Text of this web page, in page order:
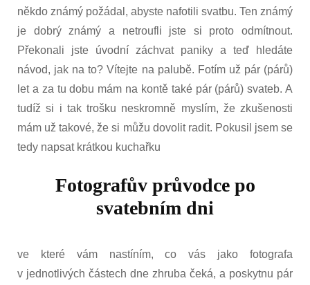
někdo známý požádal, abyste nafotili svatbu. Ten známý
je dobrý známý a netroufli jste si proto odmítnout.
Překonali jste úvodní záchvat paniky a teď hledáte
návod, jak na to? Vítejte na palubě. Fotím už pár (párů)
let a za tu dobu mám na kontě také pár (párů) svateb. A
tudíž si i tak trošku neskromně myslím, že zkušenosti
mám už takové, že si můžu dovolit radit. Pokusil jsem se
tedy napsat krátkou kuchařku
Fotografův průvodce po
svatebním dni
ve které vám nastíním, co vás jako fotografa
v jednotlivých částech dne zhruba čeká, a poskytnu pár